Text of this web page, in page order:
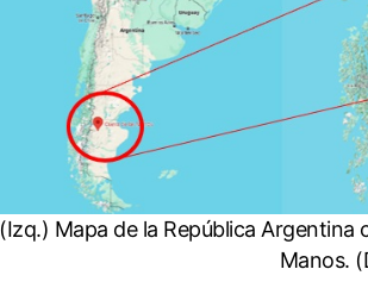
(Izq.) Mapa de la República Argentina
Manos.